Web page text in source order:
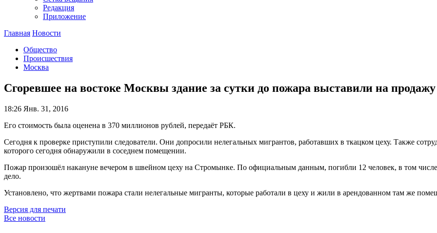
Редакция
Приложение
Главная Новости
Общество
Происшествия
Москва
Сгоревшее на востоке Москвы здание за сутки до пожара выставили на продажу
18:26 Янв. 31, 2016
Его стоимость была оценена в 370 миллионов рублей, передаёт РБК.
Сегодня к проверке приступили следователи. Они допросили нелегальных мигрантов, работавших в ткацком цеху. Также
которого сегодня обнаружили в соседнем помещении.
Пожар произошёл накануне вечером в швейном цеху на Стромынке. По официальным данным, погибли 12 человек, в том
дело.
Установлено, что жертвами пожара стали нелегальные мигранты, которые работали в цеху и жили в арендованном там же
Версия для печати
Все новости